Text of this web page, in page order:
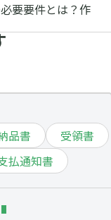
要要件とは？作
品書
受領書
払通知書